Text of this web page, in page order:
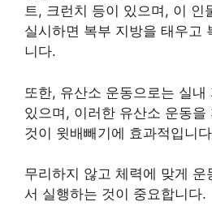
트, 크런치 등이 있으며, 이 인
실시하면 복부 지방을 태우고
니다.
또한, 유산소 운동으로는 실내
있으며, 이러한 유산소 운동
것이 윗배빼기에 효과적입니
무리하지 않고 체력에 맞게 운
서 실행하는 것이 중요합니다.